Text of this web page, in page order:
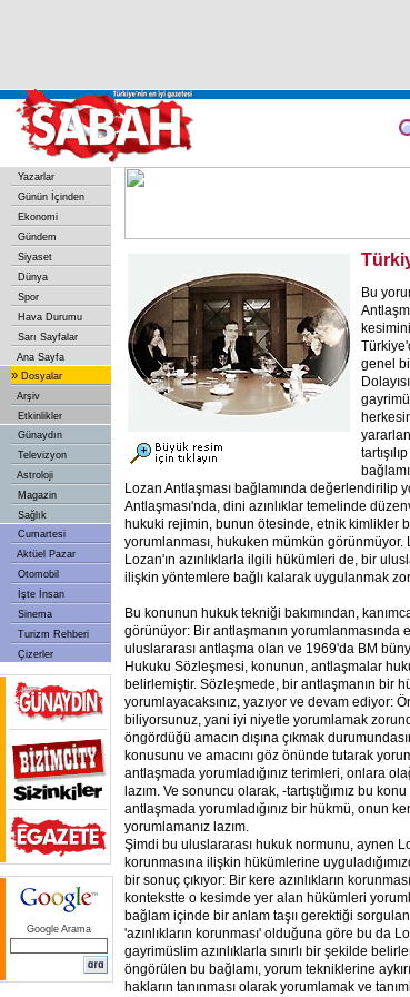
Yazarlar
Günün İçinden
Ekonomi
Gündem
Siyaset
Dünya
Spor
Hava Durumu
Sarı Sayfalar
Ana Sayfa
» Dosyalar
Arşiv
Etkinlikler
Günaydın
Televizyon
Astroloji
Magazin
Sağlık
Cumartesi
Aktüel Pazar
Otomobil
İşte İnsan
Sinema
Turizm Rehberi
Çizerler
Google Arama
Bu
genel
Lozan Antlaşması bağlamında değerlendirilip
Antlaşması'nda, dini azınlıklar temelinde
hukuki rejimin, bunun ötesinde, etnik kimlikler
yorumlanması, hukuken mümkün görünmüyor.
Lozan'ın azınlıklarla ilgili hükümleri de, bir
ilişkin yöntemlere bağlı kalarak uygulanmak
Bu konunun hukuk tekniği bakımından,
görünüyor: Bir antlaşmanın yorumlanmasında
uluslararası antlaşma olan ve 1969'da BM
Hukuku Sözleşmesi, konunun, antlaşmalar
belirlemiştir. Sözleşmede, bir antlaşmanın bir
yorumlayacaksınız, yazıyor ve devam ediyor:
biliyorsunuz, yani iyi niyetle yorumlamak
öngördüğü amacın dışına çıkmak
konusunu ve amacını göz önünde tutarak
antlaşmada yorumladığınız terimleri, onlara
lazım. Ve sonuncu olarak, -tartıştığımız bu
antlaşmada yorumladığınız bir hükmü, onun
yorumlamanız lazım.
Şimdi bu uluslararası hukuk normunu, aynen
korunmasına ilişkin hükümlerine
bir sonuç çıkıyor: Bir kere azınlıkların
kontekstte o kesimde yer alan hükümleri
bağlam içinde bir anlam taşıı gerektiği
'azınlıkların korunması' olduğuna göre bu da
gayrimüslim azınlıklarla sınırlı bir şekilde
öngörülen bu bağlamı, yorum tekniklerine
hakların tanınması olarak yorumlamak ve